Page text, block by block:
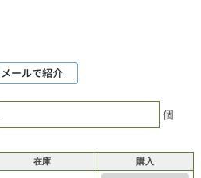
個
在庫 購入